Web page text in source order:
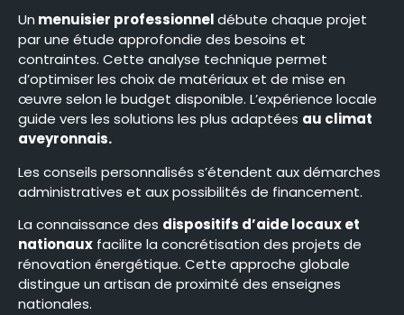
Un menuisier professionneldébute chaque projet
par une étude approfondie des besoins et
contraintes. Cette analyse technique permet
d’optimiser les choix de matériaux et de mise en
œuvre selon le budget disponible. L’expérience locale
guide vers les solutions les plus adaptées au climat
aveyronnais.
Les conseils personnalisés s’étendent aux démarches
administratives et aux possibilités de financement.
La connaissance des dispositifs d’aide locaux et
nationaux facilite la concrétisation des projets de
rénovation énergétique. Cette approche globale
distingue un artisan de proximité des enseignes
nationales.